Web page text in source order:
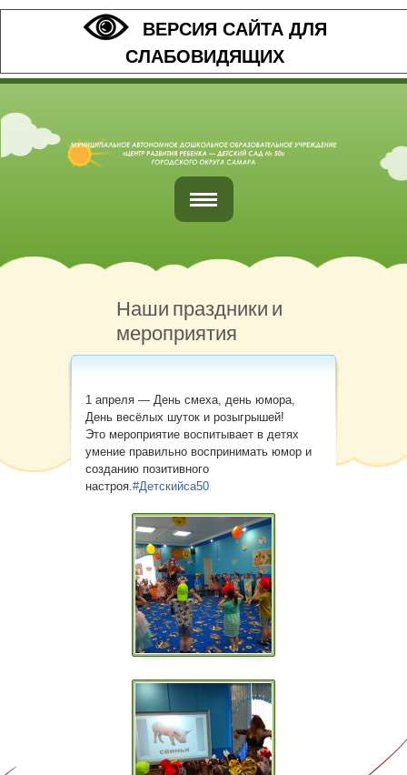
ВЕРСИЯ САЙТА ДЛЯ
СЛАБОВИДЯЩИХ
Главная
Наши контакты
Карта сайта
Наши праздники и
мероприятия
1 апреля — День смеха, день юмора,
День весёлых шуток и розыгрышей!
Это мероприятие воспитывает в детях
умение правильно воспринимать юмор и
созданию позитивного
настроя.#Детскийса50